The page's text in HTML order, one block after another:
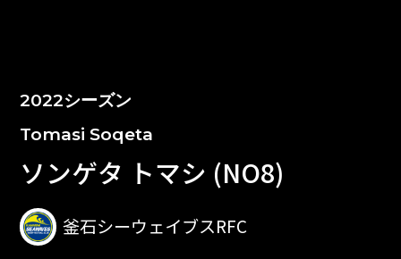
2022シーズン
Tomasi Soqeta
ソンゲタ トマシ (NO8)
釜石シーウェイブスRFC